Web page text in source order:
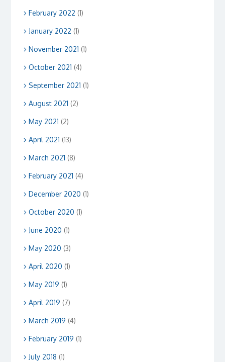
February 2022 (1)
January 2022 (1)
November 2021 (1)
October 2021 (4)
September 2021 (1)
August 2021 (2)
May 2021 (2)
April 2021 (13)
March 2021 (8)
February 2021 (4)
December 2020 (1)
October 2020 (1)
June 2020 (1)
May 2020 (3)
April 2020 (1)
May 2019 (1)
April 2019 (7)
March 2019 (4)
February 2019 (1)
July 2018 (1)